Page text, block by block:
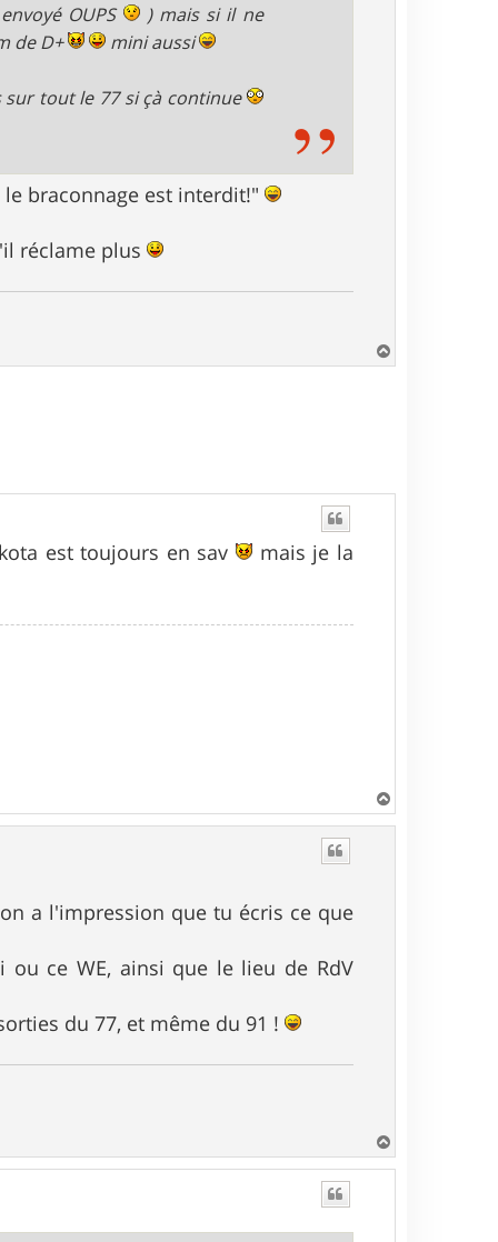
OUPS
) mais si il ne
de D+
mini aussi
tout le 77 si çà continue
le braconnage est interdit!"
réclame plus
a
est toujours en sav
mais je la
a
a l'impression que tu écris ce que
ce WE, ainsi que le lieu de RdV
du 77, et même du 91 !
a